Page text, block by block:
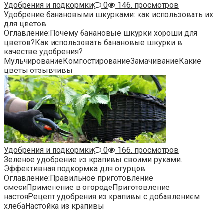
Удобрения и подкормки 0
146. просмотров
Удобрение банановыми шкурками: как использовать их
для цветов
Оглавление:Почему банановые шкурки хороши для
цветов?Как использовать банановые шкурки в
качестве удобрения?
МульчированиеКомпостированиеЗамачиваниеКакие
цветы отзывчивы
Удобрения и подкормки 0
166. просмотров
Зеленое удобрение из крапивы своими руками.
Эффективная подкормка для огурцов
Оглавление:Правильное приготовление
смесиПрименение в огородеПриготовление
настояРецепт удобрения из крапивы с добавлением
хлебаНастойка из крапивы